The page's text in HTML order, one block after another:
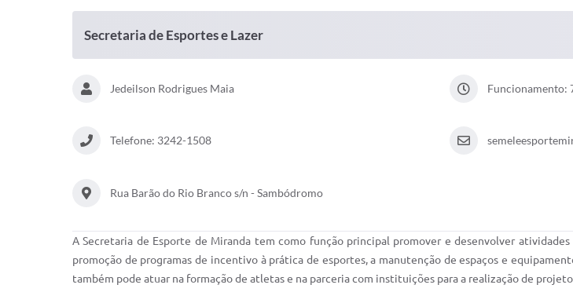
Secretaria de Esportes e Lazer
Jedeilson Rodrigues Maia Funcionamento:
Telefone: 3242-1508
Rua Barão do Rio Branco s/n - Sambódromo
A Secretaria de Esporte de Miranda tem como função principal promover e desenvolver
promoção de programas de incentivo à prática de esportes, a manutenção de espaços e
também pode atuar na formação de atletas e na parceria com instituições para a realização de